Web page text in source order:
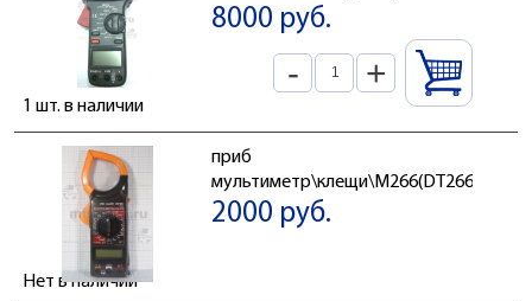
8000 руб.
- +
1 шт. в наличии
приб
2000 руб.
Нет в наличии